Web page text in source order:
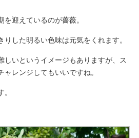
迎えているのが薔薇。
した明るい色味は元気をくれます。
しいというイメージもありますが、ス
レンジしてもいいですね。